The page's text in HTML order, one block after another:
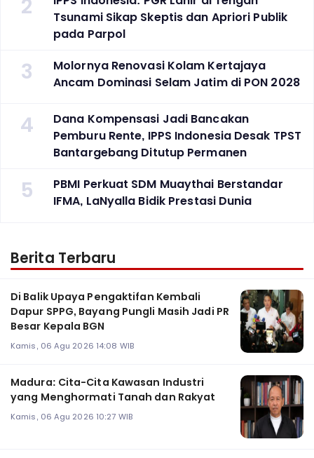
2
Tsunami Sikap Skeptis dan Apriori Publik
pada Parpol
3
Molornya Renovasi Kolam Kertajaya
Ancam Dominasi Selam Jatim di PON 2028
4
Dana Kompensasi Jadi Bancakan
Pemburu Rente, IPPS Indonesia Desak TPST
Bantargebang Ditutup Permanen
5
PBMI Perkuat SDM Muaythai Berstandar
IFMA, LaNyalla Bidik Prestasi Dunia
Berita Terbaru
Di Balik Upaya Pengaktifan Kembali
Dapur SPPG, Bayang Pungli Masih Jadi PR
Besar Kepala BGN
Kamis, 06 Agu 2026 14:08 WIB
Madura: Cita-Cita Kawasan Industri
yang Menghormati Tanah dan Rakyat
Kamis, 06 Agu 2026 10:27 WIB